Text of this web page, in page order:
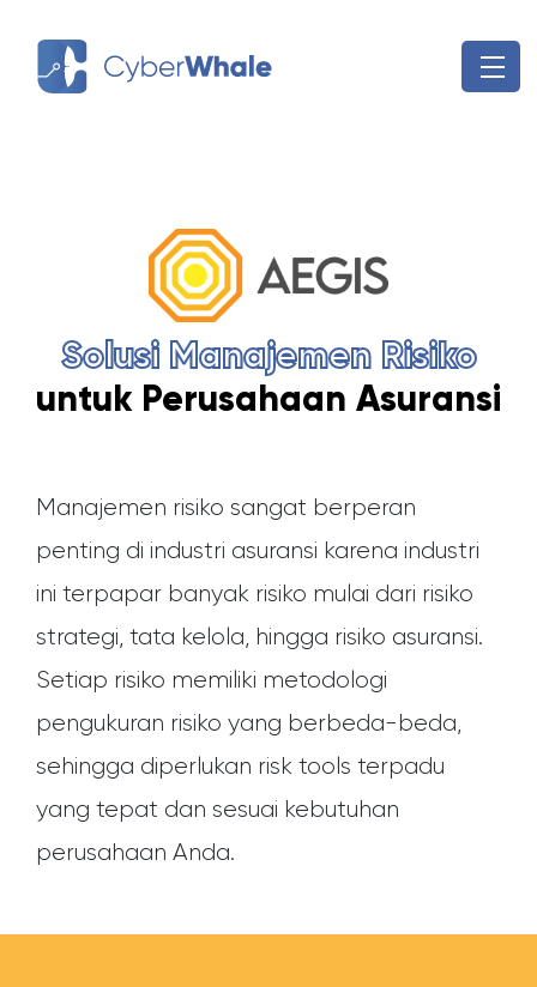
Solusi Manajemen Risiko
untuk Perusahaan Asuransi
Manajemen risiko sangat berperan
penting di industri asuransi karena industri
ini terpapar banyak risiko mulai dari risiko
strategi, tata kelola, hingga risiko asuransi.
Setiap risiko memiliki metodologi
pengukuran risiko yang berbeda-beda,
sehingga diperlukan risk tools terpadu
yang tepat dan sesuai kebutuhan
perusahaan Anda.